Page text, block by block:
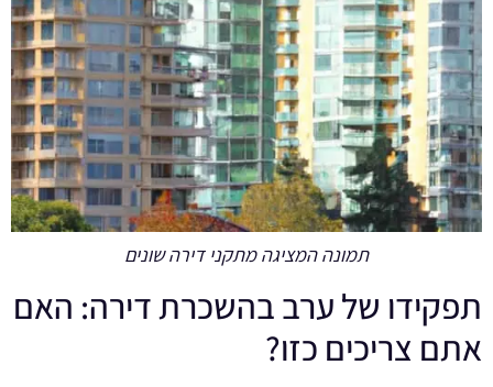
תמונה המציגה מתקני דירה שונים
תפקידו של ערב בהשכרת דירה: האם
אתם צריכים כזו?